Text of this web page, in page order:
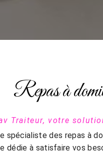
Repas à
Traiteur, votre
spécialiste des repas à
dédie à satisfaire vos